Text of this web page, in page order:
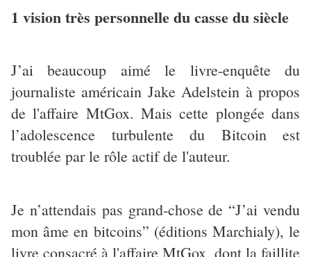
1 vision très personnelle du casse du siècle
J’ai beaucoup aimé le livre-enquête du
journaliste américain Jake Adelstein à propos
de l'affaire MtGox. Mais cette plongée dans
l’adolescence turbulente du Bitcoin est
troublée par le rôle actif de l'auteur.
Je n’attendais pas grand-chose de “J’ai vendu
mon âme en bitcoins” (éditions Marchialy), le
livre consacré à l'affaire MtGox, dont la faillite